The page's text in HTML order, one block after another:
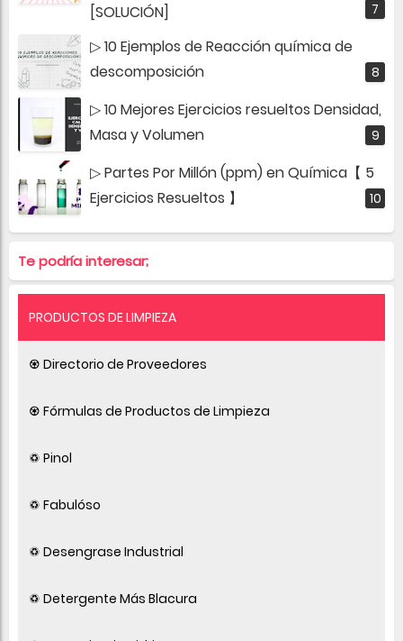
[SOLUCIÓN]
▷ 10 Ejemplos de Reacción química de
descomposición
▷ 10 Mejores Ejercicios resueltos Densidad,
Masa y Volumen
▷ Partes Por Millón (ppm) en Química【 5
Ejercicios Resueltos 】
Te podría interesar;
PRODUCTOS DE LIMPIEZA
♼ Directorio de Proveedores
♼ Fórmulas de Productos de Limpieza
♽ Pinol
♽ Fabulóso
♽ Desengrase Industrial
♽ Detergente Más Blacura